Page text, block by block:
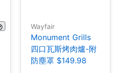
Wayfair
Monument Grills
四口瓦斯烤肉爐-附
防塵罩 $149.98